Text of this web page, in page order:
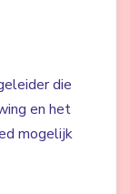
die
en het
mogelijk